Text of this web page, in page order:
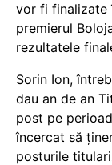
vor fi finalizate
premierul
rezultatele
Sorin Ion,
dau an de an
post pe
încercat să
posturile